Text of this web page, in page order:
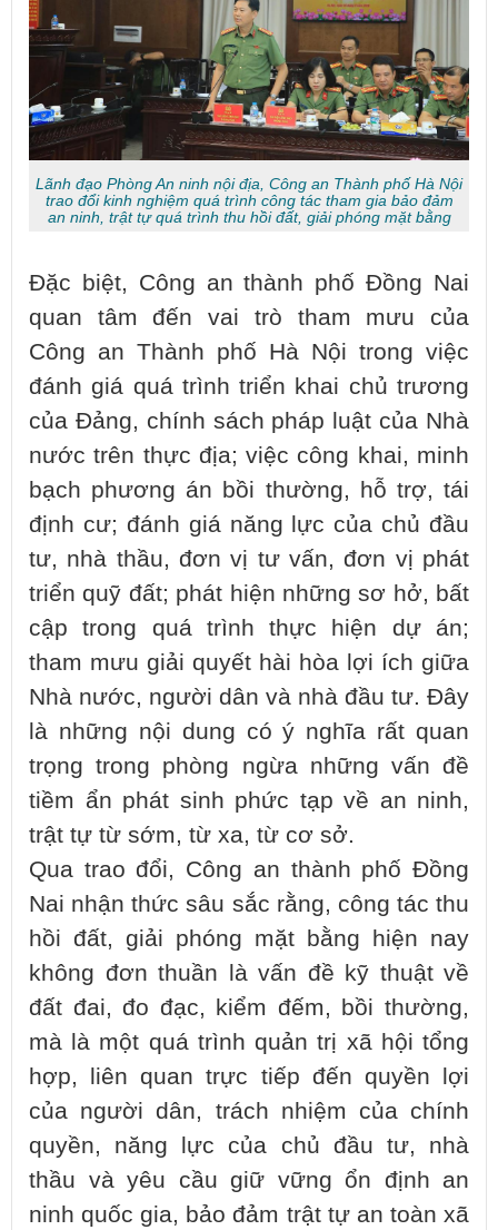
Lãnh đạo Phòng An ninh nội địa, Công an Thành phố Hà Nội
trao đổi kinh nghiệm quá trình công tác tham gia bảo đảm
an ninh, trật tự quá trình thu hồi đất, giải phóng mặt bằng
Đặc biệt, Công an thành phố Đồng Nai
quan tâm đến vai trò tham mưu của
Công an Thành phố Hà Nội trong việc
đánh giá quá trình triển khai chủ trương
của Đảng, chính sách pháp luật của Nhà
nước trên thực địa; việc công khai, minh
bạch phương án bồi thường, hỗ trợ, tái
định cư; đánh giá năng lực của chủ đầu
tư, nhà thầu, đơn vị tư vấn, đơn vị phát
triển quỹ đất; phát hiện những sơ hở, bất
cập trong quá trình thực hiện dự án;
tham mưu giải quyết hài hòa lợi ích giữa
Nhà nước, người dân và nhà đầu tư. Đây
là những nội dung có ý nghĩa rất quan
trọng trong phòng ngừa những vấn đề
tiềm ẩn phát sinh phức tạp về an ninh,
trật tự từ sớm, từ xa, từ cơ sở.
Qua trao đổi, Công an thành phố Đồng
Nai nhận thức sâu sắc rằng, công tác thu
hồi đất, giải phóng mặt bằng hiện nay
không đơn thuần là vấn đề kỹ thuật về
đất đai, đo đạc, kiểm đếm, bồi thường,
mà là một quá trình quản trị xã hội tổng
hợp, liên quan trực tiếp đến quyền lợi
của người dân, trách nhiệm của chính
quyền, năng lực của chủ đầu tư, nhà
thầu và yêu cầu giữ vững ổn định an
ninh quốc gia, bảo đảm trật tự an toàn xã